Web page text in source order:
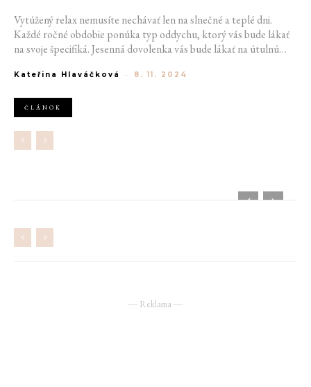
Vytúžený relax nemusíte nechávať len na slnečné a teplé dni.
Každé ročné obdobie ponúka typ oddychu, ktorý vás bude lákať
na svoje špecifiká. Jesenná dovolenka vás bude lákať na útulnú
alebo luxusnými kúpeľmi. S takýmto vybavením nemá nepríjemný
Kateřina Hlaváčková - 8. 11. 2024
ČLÁNOK
― Reklama ―